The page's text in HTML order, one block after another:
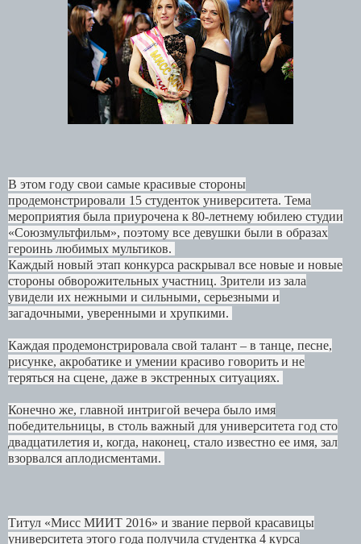
В этом году свои самые красивые стороны
продемонстрировали 15 студенток университета. Тема
мероприятия была приурочена к 80-летнему юбилею студии
«Союзмультфильм», поэтому все девушки были в образах
героинь любимых мультиков.
Каждый новый этап конкурса раскрывал все новые и новые
стороны обворожительных участниц. Зрители из зала
увидели их нежными и сильными, серьезными и
загадочными, уверенными и хрупкими.
Каждая продемонстрировала свой талант – в танце, песне,
рисунке, акробатике и умении красиво говорить и не
теряться на сцене, даже в экстренных ситуациях.
Конечно же, главной интригой вечера было имя
победительницы, в столь важный для университета год сто
двадцатилетия и, когда, наконец, стало известно ее имя, зал
взорвался аплодисментами.
Титул «Мисс МИИТ 2016» и звание первой красавицы
университета этого года получила студентка 4 курса